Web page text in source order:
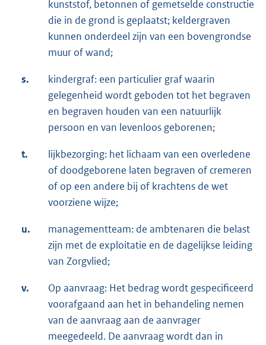
kunststof, betonnen of gemetselde constructie
die in de grond is geplaatst; keldergraven
kunnen onderdeel zijn van een bovengrondse
muur of wand;
s.
kindergraf: een particulier graf waarin
gelegenheid wordt geboden tot het begraven
en begraven houden van een natuurlijk
persoon en van levenloos geborenen;
t.
lijkbezorging: het lichaam van een overledene
of doodgeborene laten begraven of cremeren
of op een andere bij of krachtens de wet
voorziene wijze;
u.
managementteam: de ambtenaren die belast
zijn met de exploitatie en de dagelijkse leiding
van Zorgvlied;
v.
Op aanvraag: Het bedrag wordt gespecificeerd
voorafgaand aan het in behandeling nemen
van de aanvraag aan de aanvrager
meegedeeld. De aanvraag wordt dan in